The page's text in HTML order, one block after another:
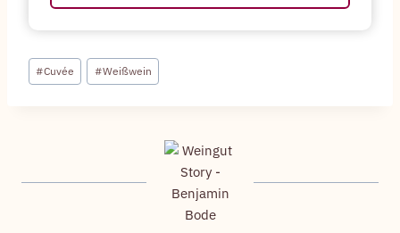
Schlagworte:
#Cuvée #Weißwein